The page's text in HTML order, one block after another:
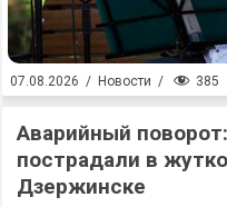
07.08.2026 / Новости / 385
Аварийный
пострадали в
Дзержинске